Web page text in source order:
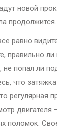
новой
продолжится.
равно
правильно
не попал ли
что
регулярная
двигателя
поломок.